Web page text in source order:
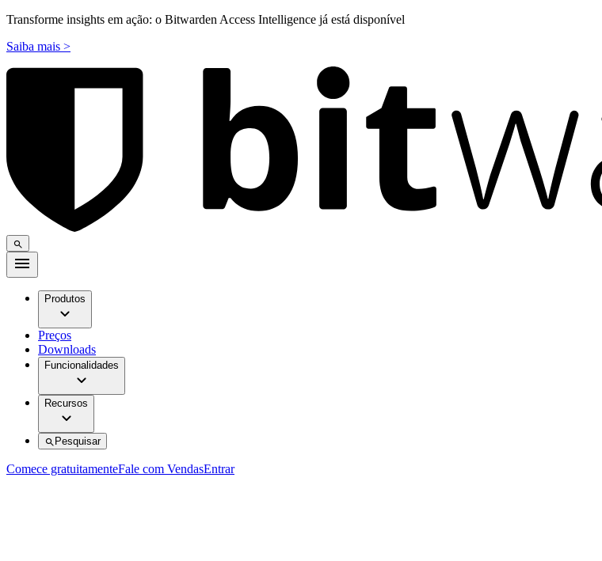
Transforme insights em ação: o Bitwarden Access Intelligence já está disponível
Saiba mais >
Produtos
Preços
Downloads
Funcionalidades
Recursos
Pesquisar
Comece gratuitamenteFale com VendasEntrar